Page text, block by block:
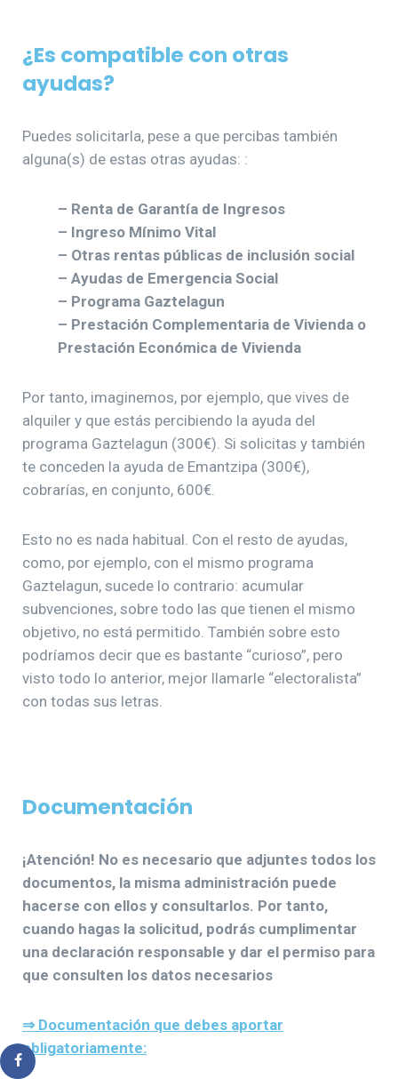
¿Es compatible con otras
ayudas?
Puedes solicitarla, pese a que percibas también
alguna(s) de estas otras ayudas: :
– Renta de Garantía de Ingresos
– Ingreso Mínimo Vital
– Otras rentas públicas de inclusión social
– Ayudas de Emergencia Social
– Programa Gaztelagun
– Prestación Complementaria de Vivienda o
Prestación Económica de Vivienda
Por tanto, imaginemos, por ejemplo, que vives de
alquiler y que estás percibiendo la ayuda del
programa Gaztelagun (300€). Si solicitas y también
te conceden la ayuda de Emantzipa (300€),
cobrarías, en conjunto, 600€.
Esto no es nada habitual. Con el resto de ayudas,
como, por ejemplo, con el mismo programa
Gaztelagun, sucede lo contrario: acumular
subvenciones, sobre todo las que tienen el mismo
objetivo, no está permitido. También sobre esto
podríamos decir que es bastante “curioso”, pero
visto todo lo anterior, mejor llamarle “electoralista”
con todas sus letras.
Documentación
¡Atención! No es necesario que adjuntes todos los
documentos, la misma administración puede
hacerse con ellos y consultarlos. Por tanto,
cuando hagas la solicitud, podrás cumplimentar
una declaración responsable y dar el permiso para
que consulten los datos necesarios
⇒ Documentación que debes aportar
obligatoriamente: